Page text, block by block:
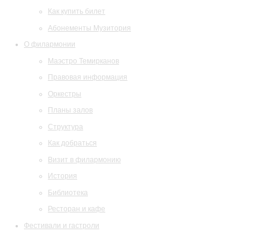
Как купить билет
Абонементы Музитория
О филармонии
Маэстро Темирканов
Правовая информация
Оркестры
Планы залов
Структура
Как добраться
Визит в филармонию
История
Библиотека
Ресторан и кафе
Фестивали и гастроли